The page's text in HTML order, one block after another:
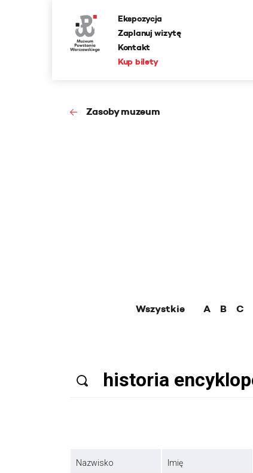
Ekspozycja
Zaplanuj wizytę
Kontakt
Kup bilety
Zasoby muzeum
Wszystkie A B C
Nazwisko Imię